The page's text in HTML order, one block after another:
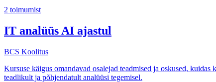
2 toimumist
IT analüüs AI ajastul
BCS Koolitus
Kursuse käigus omandavad osalejad teadmised ja oskused,
teadlikult ja põhjendatult analüüsi tegemisel.